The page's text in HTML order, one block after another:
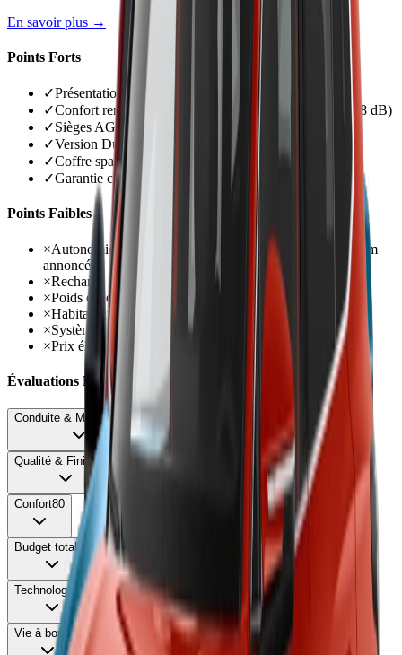
En savoir plus →
Points Forts
✓Présentation intérieure spectaculaire et finition soignée
✓Confort remarquable avec insonorisation excellente (68 dB)
✓Sièges AGR très accueillants avec maintien ajustable
✓Version Dual Motor nettement plus dynamique
✓Coffre spacieux de 520 litres avec plancher modulable
✓Garantie constructeur de 8 ans très rassurante
Points Faibles
×Autonomie réelle décevante : 350-420 km vs 490-527 km
annoncés
×Recharge rapide très lente : 40 min pour 10-80%
×Poids excessif de 2,2 tonnes limitant performances
×Habitabilité arrière limitée malgré dimensions généreuses
×Système multimédia instable avec bugs fréquents
×Prix élevé dès 53 990 € sans bonus écologique
Évaluations Détaillées
Conduite & Maniabilité 72
Qualité & Finition 78
Confort80
Budget total
Technologie 70
Vie à bord 68